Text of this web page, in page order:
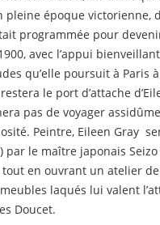
pleine époque victorienne,
programmée pour
avec l’appui
qu’elle poursuit à Paris
restera le port d’attache
pas de voyager
Peintre, Eileen Gray
par le maître japonais
en ouvrant un atelier
laqués lui valent
Doucet.